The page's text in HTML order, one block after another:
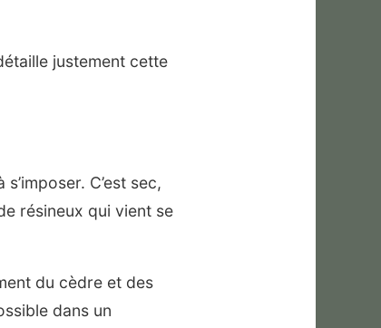
justement cette
C’est sec,
résineux qui vient se
du cèdre et des
dans un